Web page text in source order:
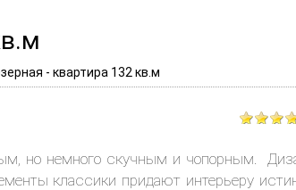
- квартира 132 кв.м
но немного скучным и чопорным.
классики придают интерьеру